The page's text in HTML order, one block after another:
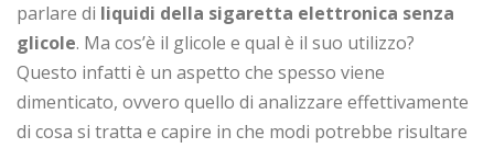
parlare di liquidi della sigaretta elettronica senza
glicole. Ma cos’è il glicole e qual è il suo utilizzo?
Questo infatti è un aspetto che spesso viene
dimenticato, ovvero quello di analizzare effettivamente
di cosa si tratta e capire in che modi potrebbe risultare